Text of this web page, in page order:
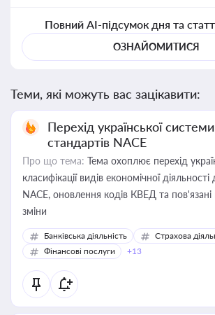
Повний AI-підсумок дня та
ОЗНАЙОМИТИСЯ
Теми, які можуть вас зацікавити:
Перехід української
стандартів NACE
Про що тема: Тема охоплює перехід
класифікації видів економічної
NACE, оновлення кодів КВЕД та пов'язані
зміни
Банківська діяльність
Страхова
Фінансові послуги
+13